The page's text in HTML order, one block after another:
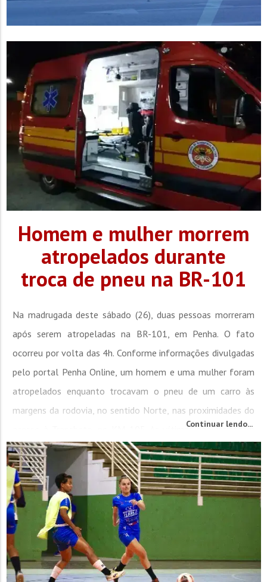
Homem e mulher morrem
atropelados durante
troca de pneu na BR-101
Na madrugada deste sábado (26), duas pessoas morreram
após serem atropeladas na BR-101, em Penha. O fato
ocorreu por volta das 4h. Conforme informações divulgadas
pelo portal Penha Online, um homem e uma mulher foram
atropelados enquanto trocavam o pneu de um carro às
margens da rodovia, no sentido Norte, nas proximidades do
acesso à Transbeto, no KM 105. As vítimas não resistiram
aos ferimentos e morreram no local. O portal ainda...
Continuar lendo...